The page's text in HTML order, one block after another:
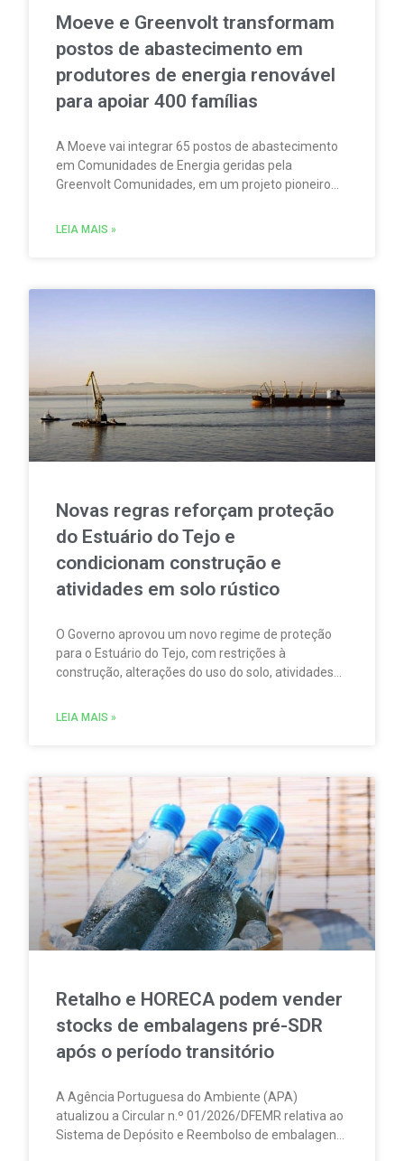
Moeve e Greenvolt transformam
postos de abastecimento em
produtores de energia renovável
para apoiar 400 famílias
A Moeve vai integrar 65 postos de abastecimento
em Comunidades de Energia geridas pela
Greenvolt Comunidades, em um projeto pioneiro
consumir e partilhar energia renovável localmente.
LEIA MAIS »
Novas regras reforçam proteção
do Estuário do Tejo e
condicionam construção e
atividades em solo rústico
O Governo aprovou um novo regime de proteção
para o Estuário do Tejo, com restrições à
construção, alterações do uso do solo, atividades
motorizada e sobrevoos nas áreas abrangidas pela
LEIA MAIS »
Retalho e HORECA podem vender
stocks de embalagens pré-SDR
após o período transitório
A Agência Portuguesa do Ambiente (APA)
atualizou a Circular n.º 01/2026/DFEMR relativa ao
Sistema de Depósito e Reembolso de embalagens